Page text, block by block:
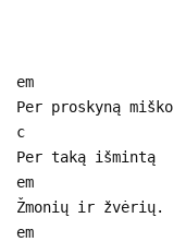
em
Per proskyną miško
c
Per taką išmintą
em
Žmonių ir žvėrių.
em